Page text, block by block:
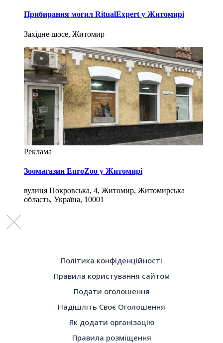
Прибирання могил RitualExpert у Житомирі
Західне шосе, Житомир
Реклама
Зоомагазин EuroZoo у Житомирі
вулиця Покровська, 4, Житомир, Житомирська
область, Україна, 10001
Політика конфіденційності
Правила користування сайтом
Подати оголошення
Надішліть Своє Оголошення
Як додати організацію
Правила розміщення